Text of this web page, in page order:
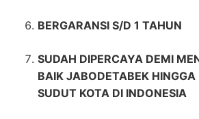
BERGARANSI S/D 1 TAHUN
SUDAH DIPERCAYA DEMI
BAIK JABODETABEK HINGGA
SUDUT KOTA DI INDONESIA